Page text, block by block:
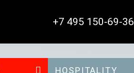
+7 495 150-69-36
HOSPITALITY